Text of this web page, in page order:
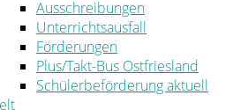
Ausschreibungen
Unterrichtsausfall
Förderungen
Plus/Takt-Bus Ostfriesland
Schülerbeförderung aktuell